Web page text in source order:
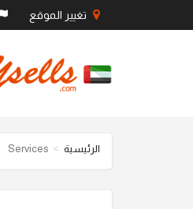
تغيير الموقع
الرئيسية Services